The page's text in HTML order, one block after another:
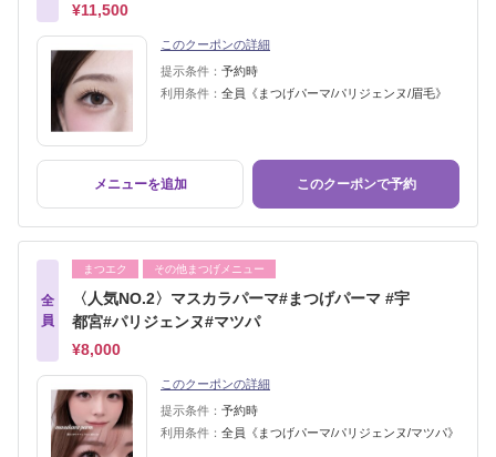
¥11,500
このクーポンの詳細
提示条件： 予約時
利用条件： 全員《まつげパーマ/パリジェンヌ/眉毛》
メニューを追加 このクーポンで予約
全
員
まつエク その他まつげメニュー
〈人気NO.2〉マスカラパーマ#まつげパーマ #宇
都宮#パリジェンヌ#マツパ
¥8,000
このクーポンの詳細
提示条件： 予約時
利用条件： 全員《まつげパーマ/パリジェンヌ/マツパ》